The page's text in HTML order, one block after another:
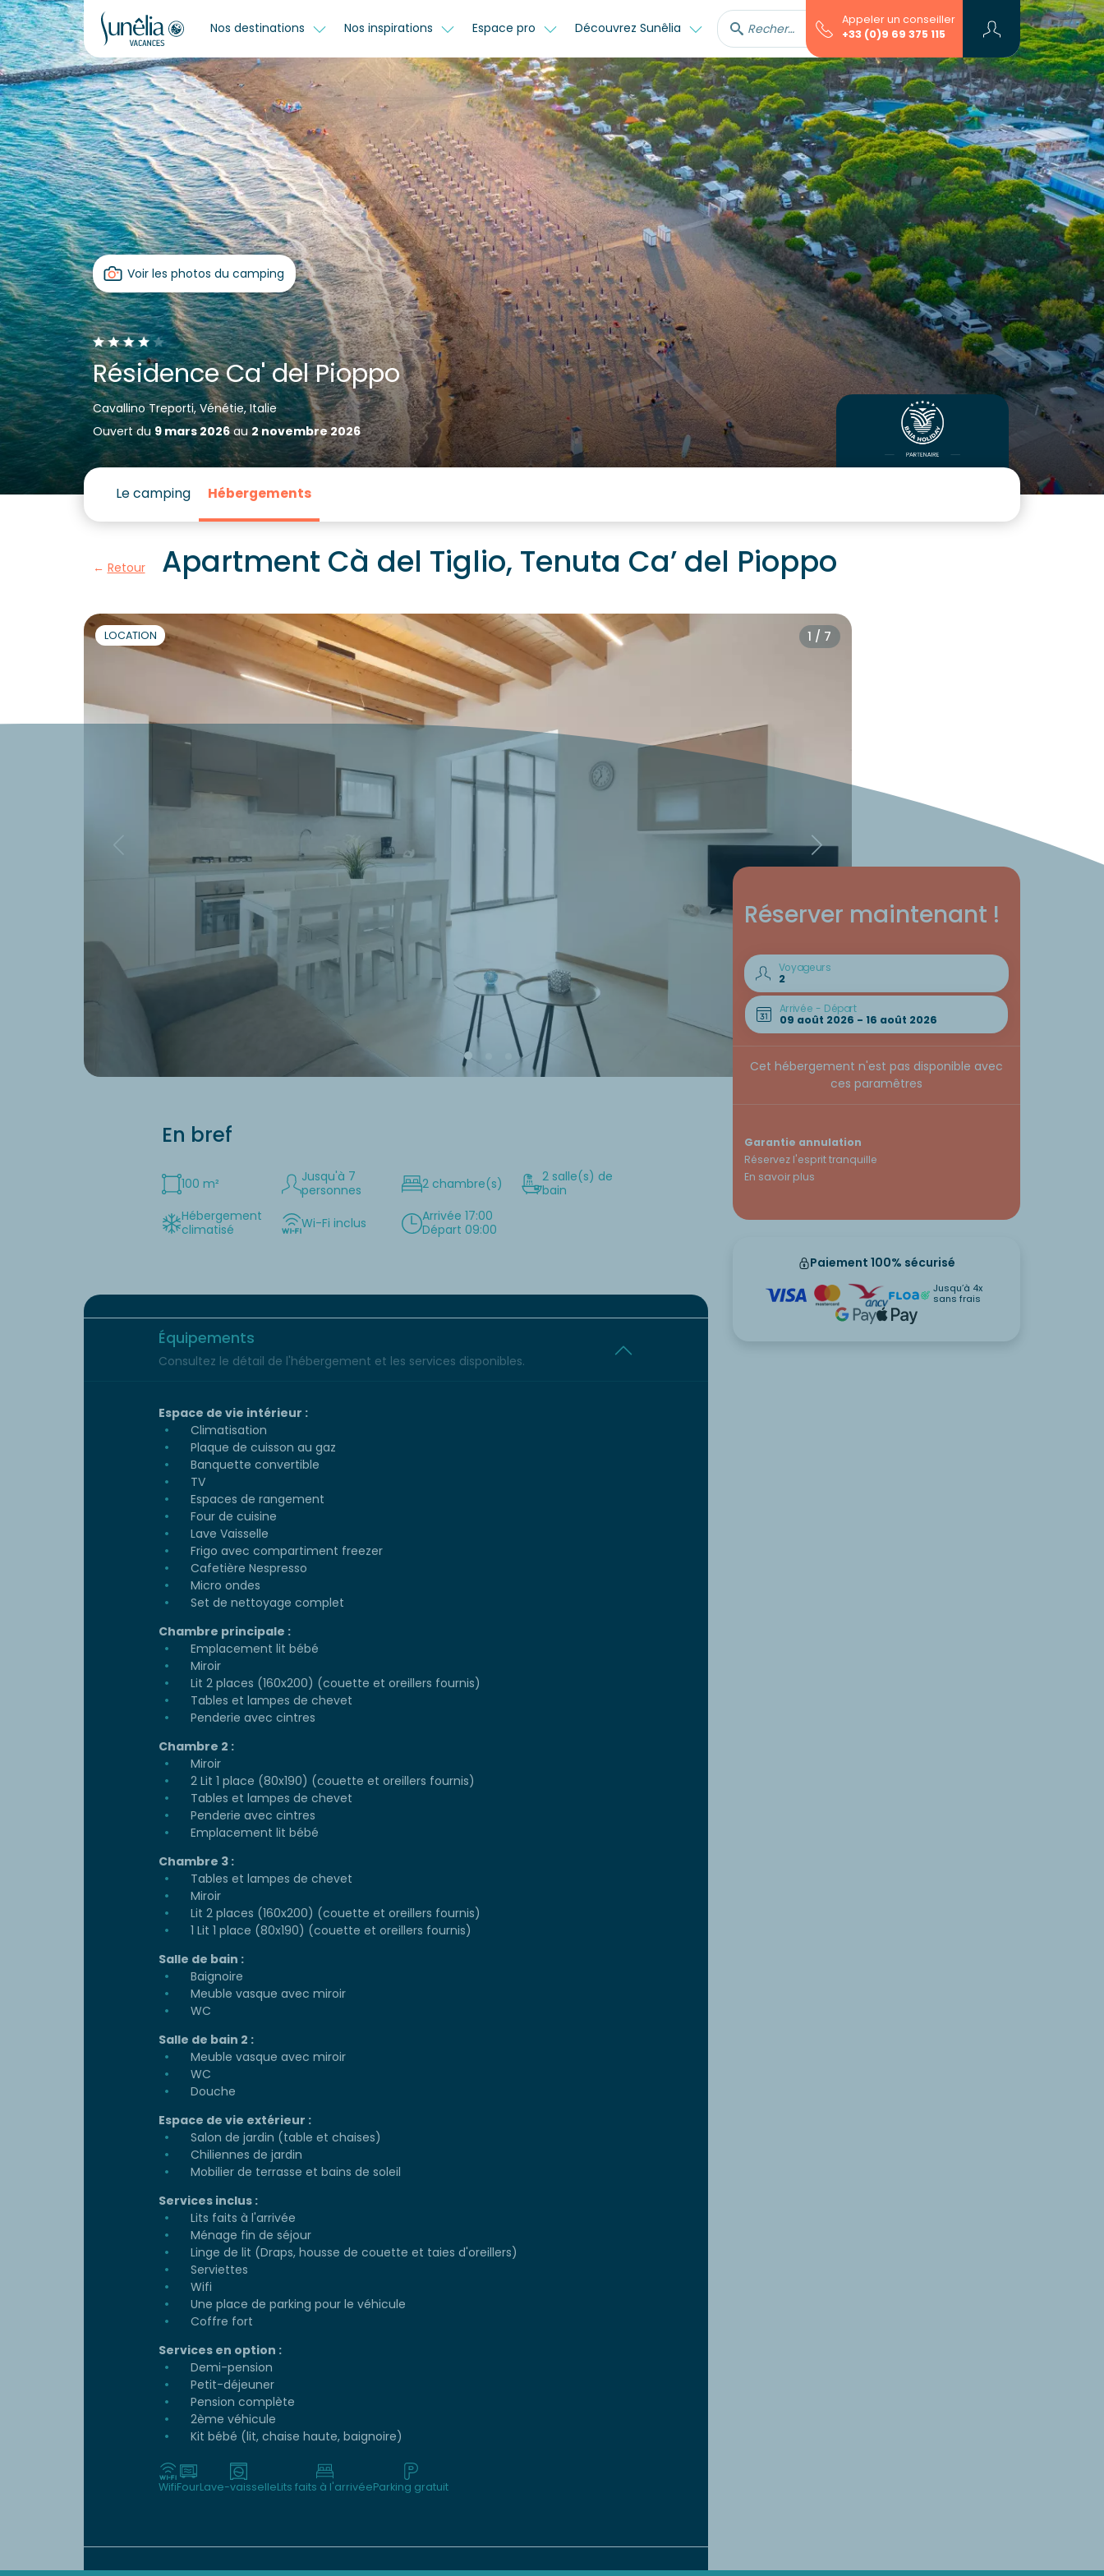
Nos destinations Nos inspirations Espace pro Découvrez Sunêlia Rechercher avec l'assistant...
Appeler un conseiller
+33 (0)9 69 375 115
Voir les photos du camping
Résidence Ca' del Pioppo
Cavallino Treporti, Vénétie, Italie
Ouvert du 9 mars 2026au2 novembre 2026
Le camping Hébergements
Retour Apartment Cà del Tiglio, Tenuta Ca’ del Pioppo
Réserver maintenant !
Voyageurs
Arrivée - Départ
Cet hébergement n'est pas disponible avec
ces paramêtres
Garantie annulation
Réservez l'esprit tranquille
En savoir plus
Paiement 100% sécurisé
Jusqu’à 4x
sans frais
1 / 7
LOCATION
En bref
100 m²
Jusqu'à 7
personnes
2 chambre(s)
2 salle(s) de
bain
Hébergement
climatisé
Wi-Fi inclus
Arrivée 17:00
Départ 09:00
Équipements
Consultez le détail de l'hébergement et les services disponibles.
Espace de vie intérieur :
Climatisation
Plaque de cuisson au gaz
Banquette convertible
TV
Espaces de rangement
Four de cuisine
Lave Vaisselle
Frigo avec compartiment freezer
Cafetière Nespresso
Micro ondes
Set de nettoyage complet
Chambre principale :
Emplacement lit bébé
Miroir
Lit 2 places (160x200) (couette et oreillers fournis)
Tables et lampes de chevet
Penderie avec cintres
Chambre 2 :
Miroir
2 Lit 1 place (80x190) (couette et oreillers fournis)
Tables et lampes de chevet
Penderie avec cintres
Emplacement lit bébé
Chambre 3 :
Tables et lampes de chevet
Miroir
Lit 2 places (160x200) (couette et oreillers fournis)
1 Lit 1 place (80x190) (couette et oreillers fournis)
Salle de bain :
Baignoire
Meuble vasque avec miroir
WC
Salle de bain 2 :
Meuble vasque avec miroir
WC
Douche
Espace de vie extérieur :
Salon de jardin (table et chaises)
Chiliennes de jardin
Mobilier de terrasse et bains de soleil
Services inclus :
Lits faits à l'arrivée
Ménage fin de séjour
Linge de lit (Draps, housse de couette et taies d'oreillers)
Serviettes
Wifi
Une place de parking pour le véhicule
Coffre fort
Services en option :
Demi-pension
Petit-déjeuner
Pension complète
2ème véhicule
Kit bébé (lit, chaise haute, baignoire)
WifiFourLave-vaisselleLits faits à l'arrivéeParking gratuit